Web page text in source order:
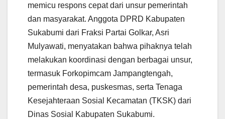
memicu respons cepat dari unsur pemerintah
dan masyarakat. Anggota DPRD Kabupaten
Sukabumi dari Fraksi Partai Golkar, Asri
Mulyawati, menyatakan bahwa pihaknya telah
melakukan koordinasi dengan berbagai unsur,
termasuk Forkopimcam Jampangtengah,
pemerintah desa, puskesmas, serta Tenaga
Kesejahteraan Sosial Kecamatan (TKSK) dari
Dinas Sosial Kabupaten Sukabumi.